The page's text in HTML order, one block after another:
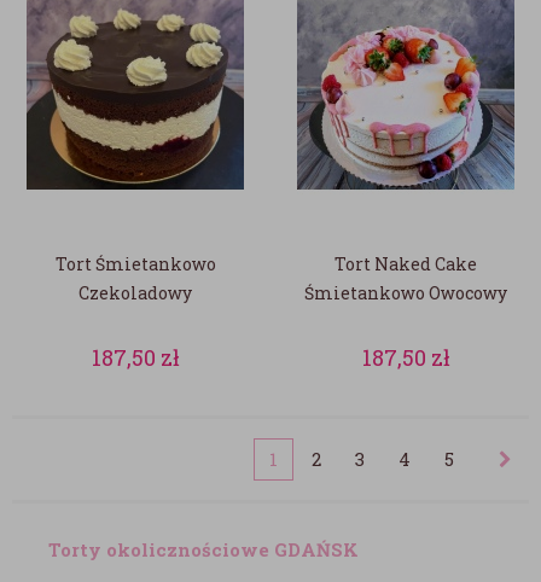
Tort Śmietankowo
Czekoladowy
187,50 zł
Tort Naked Cake
Śmietankowo Owocowy
187,50 zł
1 2 3 4 5
Torty okolicznościowe GDAŃSK